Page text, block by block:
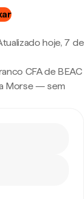
hoje, 7 de
CFA de BEAC
Morse — sem